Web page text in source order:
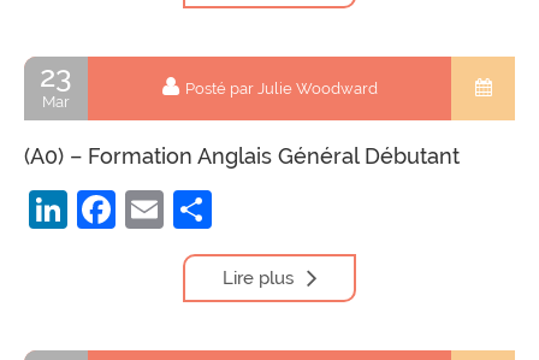
23
Mar
Posté par Julie Woodward
(A0) – Formation Anglais Général Débutant
LinkedIn
Facebook
Email
Lire plus